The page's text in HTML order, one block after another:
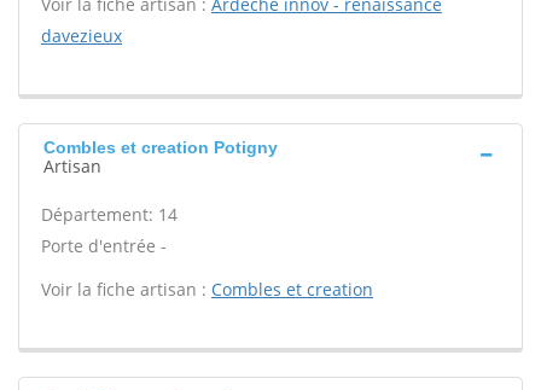
davezieux
Combles et creation Potigny
Artisan
Département: 14
Porte d'entrée -
Voir la fiche artisan : Combles et creation